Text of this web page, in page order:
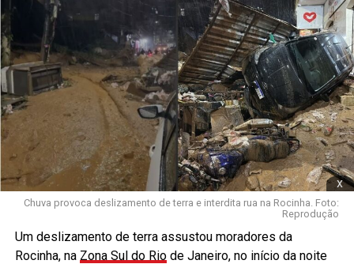
x
Chuva provoca deslizamento de terra e interdita rua na Rocinha. Foto:
Reprodução
Um deslizamento de terra assustou moradores da
Rocinha, na Zona Sul do Riode Janeiro, no início da noite